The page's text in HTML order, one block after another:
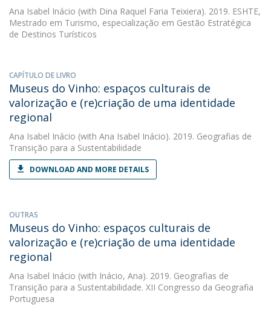
Ana Isabel Inácio (with Dina Raquel Faria Teixiera). 2019. ESHTE,
Mestrado em Turismo, especialização em Gestão Estratégica
de Destinos Turísticos
CAPÍTULO DE LIVRO
Museus do Vinho: espaços culturais de
valorização e (re)criação de uma identidade
regional
Ana Isabel Inácio (with Ana Isabel Inácio). 2019. Geografias de
Transição para a Sustentabilidade
DOWNLOAD AND MORE DETAILS
OUTRAS
Museus do Vinho: espaços culturais de
valorização e (re)criação de uma identidade
regional
Ana Isabel Inácio (with Inácio, Ana). 2019. Geografias de
Transição para a Sustentabilidade. XII Congresso da Geografia
Portuguesa